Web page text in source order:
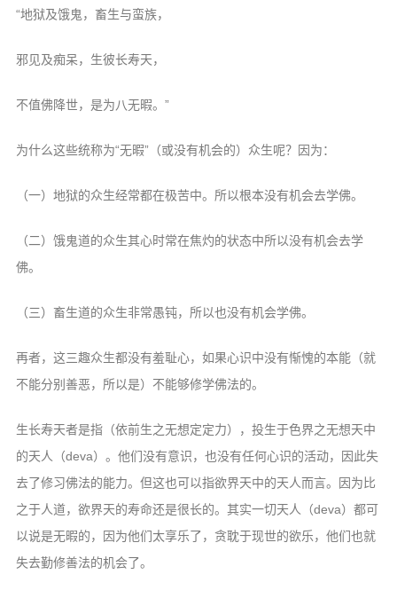
菩提静修营
信息公告
搜索
“地狱及饿鬼，畜生与蛮族，
邪见及痴呆，生彼长寿天，
不值佛降世，是为八无暇。”
为什么这些统称为“无暇”（或没有机会的）众生呢？因为：
（一）地狱的众生经常都在极苦中。所以根本没有机会去学佛。
（二）饿鬼道的众生其心时常在焦灼的状态中所以没有机会去学
佛。
（三）畜生道的众生非常愚钝，所以也没有机会学佛。
再者，这三趣众生都没有羞耻心，如果心识中没有惭愧的本能（就
不能分别善恶，所以是）不能够修学佛法的。
生长寿天者是指（依前生之无想定定力），投生于色界之无想天中
的天人（deva）。他们没有意识，也没有任何心识的活动，因此失
去了修习佛法的能力。但这也可以指欲界天中的天人而言。因为比
之于人道，欲界天的寿命还是很长的。其实一切天人（deva）都可
以说是无暇的，因为他们太享乐了，贪耽于现世的欲乐，他们也就
失去勤修善法的机会了。